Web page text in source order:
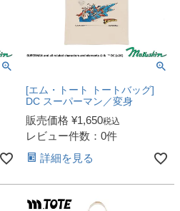
[エム・トート トートバッグ]
DC スーパーマン／変身
販売価格 ¥1,650税込
レビュー件数：0件
詳細を見る